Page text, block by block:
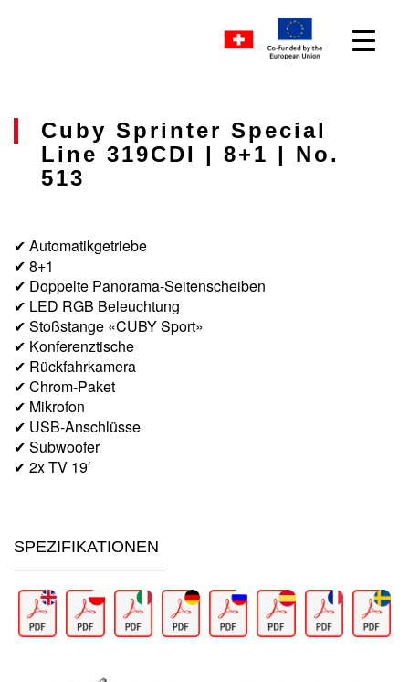
Cuby Sprinter Special
Line 319CDI | 8+1 | No.
513
✔ Automatikgetriebe
✔ 8+1
✔ Doppelte Panorama-Seitenscheiben
✔ LED RGB Beleuchtung
✔ Stoßstange «CUBY Sport»
✔ Konferenztische
✔ Rückfahrkamera
✔ Chrom-Paket
✔ Mikrofon
✔ USB-Anschlüsse
✔ Subwoofer
✔ 2x TV 19′
SPEZIFIKATIONEN